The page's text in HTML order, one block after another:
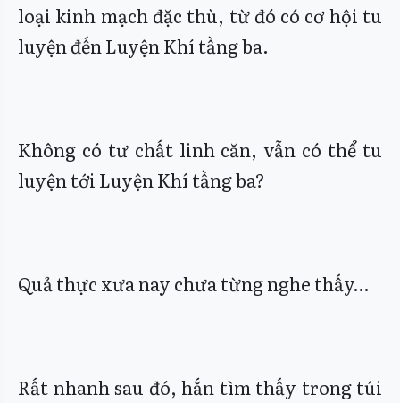
loại kinh mạch đặc thù, từ đó có cơ hội tu
luyện đến Luyện Khí tầng ba.
Không có tư chất linh căn, vẫn có thể tu
luyện tới Luyện Khí tầng ba?
Quả thực xưa nay chưa từng nghe thấy…
Rất nhanh sau đó, hắn tìm thấy trong túi